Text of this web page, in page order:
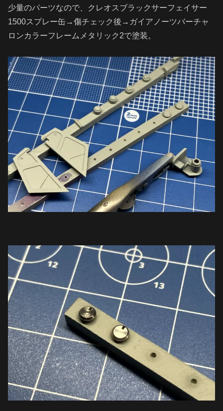
少量のパーツなので、クレオスブラックサーフェイサー
1500スプレー缶→傷チェック後→ガイアノーツバーチャ
ロンカラーフレームメタリック2で塗装。